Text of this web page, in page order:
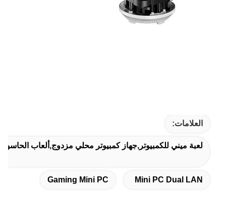
العلامات:
لعبة ميني للكمبيوتر,جهاز كمبيوتر محلي مزدوج,ألعاب
Mini PC Dual LAN
Gaming Mini PC